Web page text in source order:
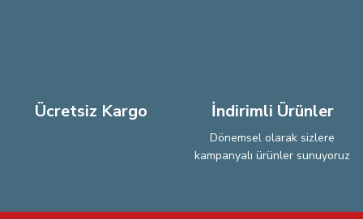
Ücretsiz Kargo İndirimli Ürünler
Dönemsel olarak sizlere
kampanyalı ürünler sunuyoruz